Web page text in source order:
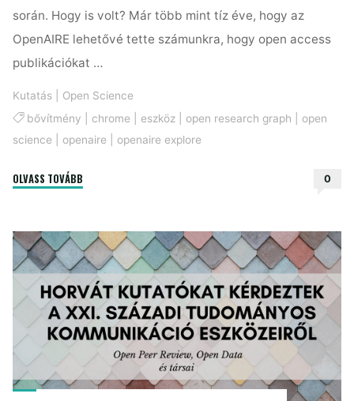
során. Hogy is volt? Már több mint tíz éve, hogy az
OpenAIRE lehetővé tette számunkra, hogy open access
publikációkat …
Kutatás
Open Science
bővítmény
chrome eszköz| open research graph
open
science
openaire openaire explore
OLVASS TOVÁBB 0